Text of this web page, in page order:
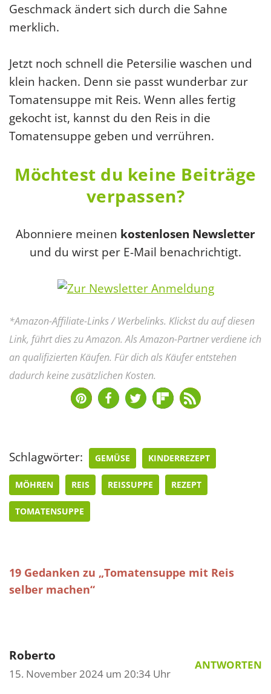
Geschmack ändert sich durch die Sahne
merklich.
Jetzt noch schnell die Petersilie waschen und
klein hacken. Denn sie passt wunderbar zur
Tomatensuppe mit Reis. Wenn alles fertig
gekocht ist, kannst du den Reis in die
Tomatensuppe geben und verrühren.
Möchtest du keine Beiträge
verpassen?
Abonniere meinen kostenlosen Newsletter
und du wirst per E-Mail benachrichtigt.
*Amazon-Affiliate-Links / Werbelinks. Klickst du auf diesen
Link, führt dies zu Amazon. Als Amazon-Partner verdiene ich
an qualifizierten Käufen. Für dich als Käufer entstehen
dadurch keine zusätzlichen Kosten.
Schlagwörter: GEMÜSE KINDERREZEPT
MÖHREN REIS REISSUPPE REZEPT
TOMATENSUPPE
19 Gedanken zu „Tomatensuppe mit Reis
selber machen“
Roberto
15. November 2024 um 20:34 Uhr
ANTWORTEN